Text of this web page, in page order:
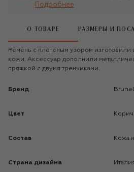
Подробнее
О ТОВАРЕ РАЗМЕРЫ И
Ремень с плетеным узором изготовили
кожи. Аксессуар дополнили
пряжкой с двумя тренчиками.
Бренд
Цвет
Состав Кожа
Страна дизайна